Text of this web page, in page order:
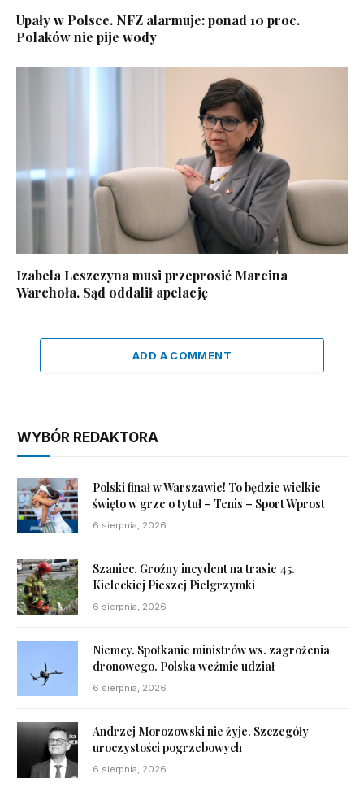
Upały w Polsce. NFZ alarmuje: ponad 10 proc.
Polaków nie pije wody
Izabela Leszczyna musi przeprosić Marcina
Warchoła. Sąd oddalił apelację
ADD A COMMENT
WYBÓR REDAKTORA
Polski finał w Warszawie! To będzie wielkie
święto w grze o tytuł – Tenis – Sport Wprost
6 sierpnia, 2026
Szaniec. Groźny incydent na trasie 45.
Kieleckiej Pieszej Pielgrzymki
6 sierpnia, 2026
Niemcy. Spotkanie ministrów ws. zagrożenia
dronowego. Polska weźmie udział
6 sierpnia, 2026
Andrzej Morozowski nie żyje. Szczegóły
uroczystości pogrzebowych
6 sierpnia, 2026